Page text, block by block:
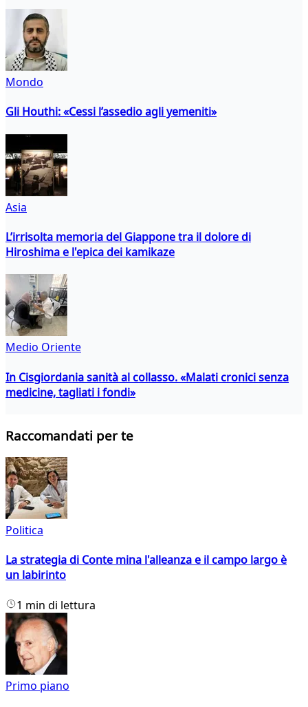
Mondo
Gli Houthi: «Cessi l’assedio agli yemeniti»
Asia
L’irrisolta memoria del Giappone tra il dolore di
Hiroshima e l'epica dei kamikaze
Medio Oriente
In Cisgiordania sanità al collasso. «Malati cronici senza
medicine, tagliati i fondi»
Raccomandati per te
Politica
La strategia di Conte mina l'alleanza e il campo largo è
un labirinto
1 min di lettura
Primo piano